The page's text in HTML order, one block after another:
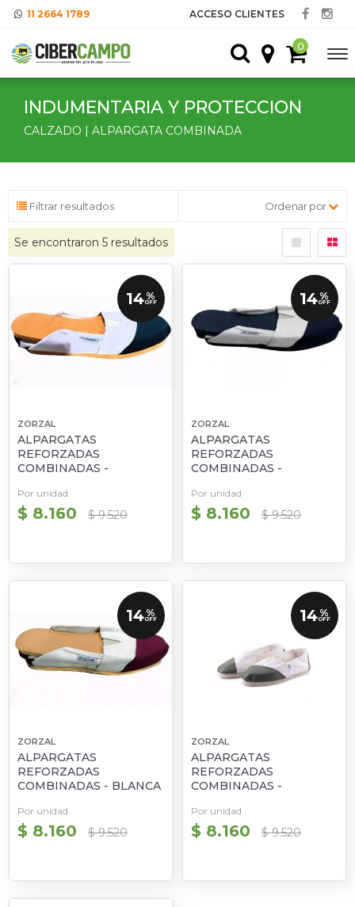
11 2664 1789 ACCESO CLIENTES
0
INDUMENTARIA Y PROTECCION
CALZADO | ALPARGATA COMBINADA
Filtrar resultados Ordenar por
Se encontraron 5 resultados
14 %
OFF
ZORZAL
ALPARGATAS
REFORZADAS
COMBINADAS -
Por unidad
$ 8.160 $ 9.520
14 %
OFF
ZORZAL
ALPARGATAS
REFORZADAS
COMBINADAS -
Por unidad
$ 8.160 $ 9.520
14 %
OFF
ZORZAL
ALPARGATAS
REFORZADAS
COMBINADAS - BLANCA
Por unidad
$ 8.160 $ 9.520
14 %
OFF
ZORZAL
ALPARGATAS
REFORZADAS
COMBINADAS -
Por unidad
$ 8.160 $ 9.520